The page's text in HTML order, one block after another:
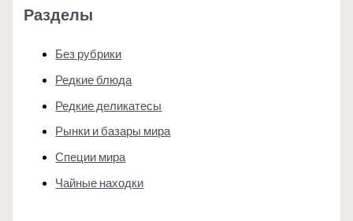
Разделы
Без рубрики
Редкие блюда
Редкие деликатесы
Рынки и базары мира
Специи мира
Чайные находки